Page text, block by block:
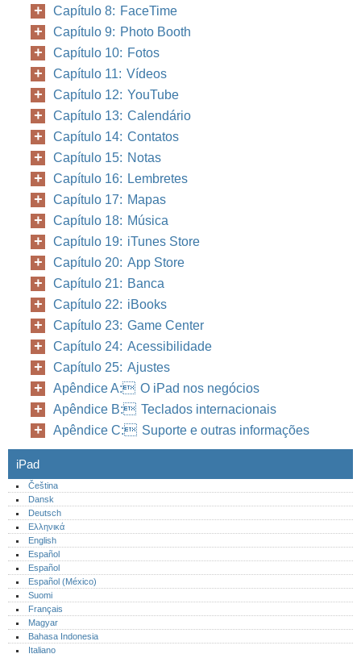
Capítulo 8: FaceTime
Capítulo 9: Photo Booth
Capítulo 10: Fotos
Capítulo 11: Vídeos
Capítulo 12: YouTube
Capítulo 13: Calendário
Capítulo 14: Contatos
Capítulo 15: Notas
Capítulo 16: Lembretes
Capítulo 17: Mapas
Capítulo 18: Música
Capítulo 19: iTunes Store
Capítulo 20: App Store
Capítulo 21: Banca
Capítulo 22: iBooks
Capítulo 23: Game Center
Capítulo 24: Acessibilidade
Capítulo 25: Ajustes
Apêndice A: O iPad nos negócios
Apêndice B: Teclados internacionais
Apêndice C: Suporte e outras informações
iPad
Čeština
Dansk
Deutsch
Ελληνικά
English
Español
Español
Español (México)‎
Suomi
Français
Magyar
Bahasa Indonesia
Italiano